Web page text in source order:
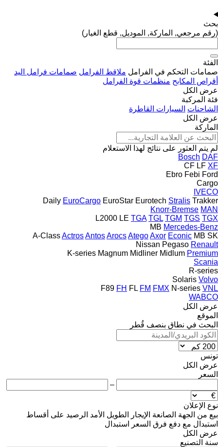
بحث
(رقم مرجعي, الماركة, الموديل, قطع الغيار)
الفئة
صمامات التحكم في الفرامل ملاقط الفرامل صمامات فرامل اليد
أقراص المكابح منظمات قوة الفرامل
عرض الكل
فئة المركبة
الشاحنات السيارات القاطرة
عرض الكل
الماركة
لم يتم العثور على نتائج لهذا الاستعلام
Bosch DAF
CF LF XF
Ebro Febi Ford
Cargo
IVECO
Daily EuroCargo EuroStar Eurotech Stralis Trakker
Knorr-Bremse MAN
L2000 LE TGA TGL TGM TGS TGX
MB Mercedes-Benz
A-ClassActrosAntosArocsAtegoAxor Econic MB SK
Nissan Pegaso Renault
K-series Magnum Midliner Midlum Premium
Scania
R-series
Solaris Volvo
F89 FH FL FM FMX N-series VNL
WABCO
عرض الكل
الموقع
البحث في نطاق بنصف قُطر
تونس
عرض الكل
السعر
–
نوع الإعلان
بيع من الجهة الصانعة الإيجار الطويل الأمد الرصيد على أقساط
استبدال مع دفع فرق السعر
استبدال
عرض الكل
سنة التصنيع